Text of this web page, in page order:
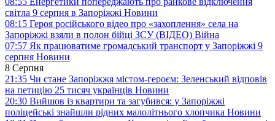
світла 9 серпня в Запоріжжі Новини
08:15 Героя російського відео про «захоплення» села на
Запоріжжі взяли в полон бійці ЗСУ (ВІДЕО) Війна
07:57 Як працюватиме громадський транспорт у Запоріжжі 9
серпня Новини
8 Серпня
21:35 Чи стане Запоріжжя містом-героєм: Зеленський відповів
на петицію 25 тисяч українців Новини
20:30 Вийшов із квартири та загубився: у Запоріжжі
поліцейські знайшли рідних малолітнього хлопчика Новини